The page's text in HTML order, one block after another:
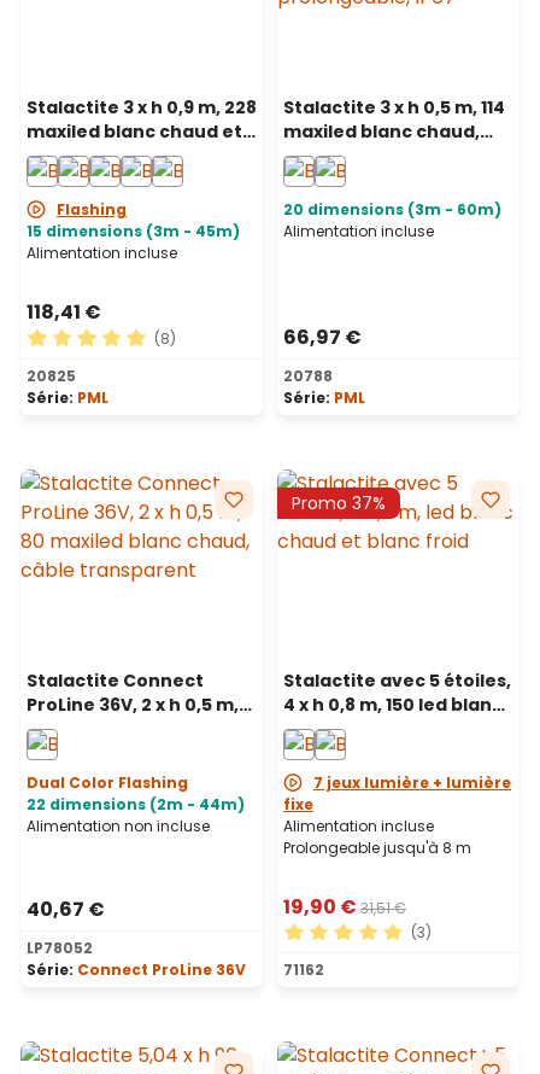
Stalactite 3 x h 0,9 m, 228
maxiled blanc chaud et
blanc froid, câble blanc,
prolongeable, IP67
Flashing
15 dimensions (3m - 45m)
Alimentation incluse
118,41 €
Note moyenne de 5 sur 5 étoiles
(8)
20825
Série: PML
Stalactite 3 x h 0,5 m, 114
maxiled blanc chaud,
câble blanc,
prolongeable, IP67
20 dimensions (3m - 60m)
Alimentation incluse
66,97 €
20788
Série: PML
Stalactite Connect
ProLine 36V, 2 x h 0,5 m,
80 maxiled blanc chaud,
câble transparent
Dual Color Flashing
22 dimensions (2m - 44m)
Alimentation non incluse
40,67 €
LP78052
Série: Connect ProLine 36V
Promo 37%
Stalactite avec 5 étoiles,
4 x h 0,8 m, 150 led blanc
chaud et blanc froid,
prolongeable
7 jeux lumière + lumière
fixe
Alimentation incluse
Prolongeable jusqu'à 8 m
19,90 € 31,51 €
Note moyenne de 5 sur 5
(3)
71162